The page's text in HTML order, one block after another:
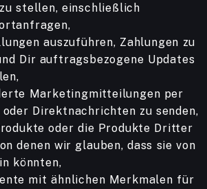
stellen, einschließlich
auszuführen, Zahlungen zu
Dir auftragsbezogene Updates
Marketingmitteilungen per
oder Direktnachrichten zu senden,
oder die Produkte Dritter
denen wir glauben, dass sie von
könnten,
mit ähnlichen Merkmalen für